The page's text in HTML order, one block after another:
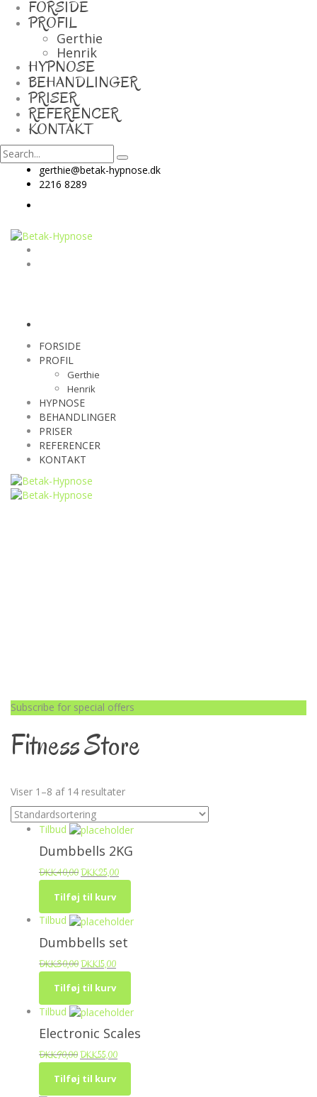
FORSIDE
PROFIL
Gerthie
Henrik
HYPNOSE
BEHANDLINGER
PRISER
REFERENCER
KONTAKT
gerthie@betak-hypnose.dk
2216 8289
FORSIDE
PROFIL
Gerthie
Henrik
HYPNOSE
BEHANDLINGER
PRISER
REFERENCER
KONTAKT
Subscribe for special offers
Fitness Store
Viser 1–8 af 14 resultater
Tilbud
Dumbbells 2KG
DKK40,00DKK25,00
Tilføj til kurv
Tilbud
Dumbbells set
DKK30,00DKK15,00
Tilføj til kurv
Tilbud
Electronic Scales
DKK90,00DKK55,00
Tilføj til kurv